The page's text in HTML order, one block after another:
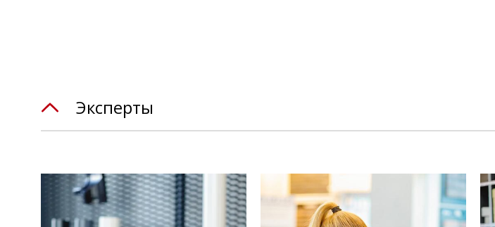
Эксперты